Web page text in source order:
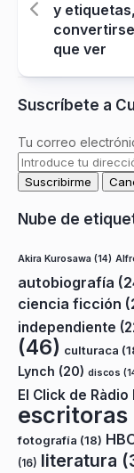
y
que ver
Suscríbete a
Tu correo
Nube de
Akira Kurosawa (14)
autobiografía
ciencia ficción
independiente
(46) culturaca
Lynch (20) discos
El Click de
escritoras
fotografía (18)
(16) literatura